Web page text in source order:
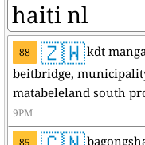
88 🇿🇼kdt
beitbridge,
matabeleland south
9PM
85